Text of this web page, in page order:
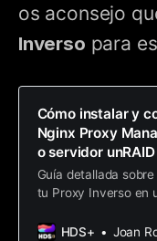
os aconsejo
Inverso para
Cómo instalar y
Nginx Proxy
o servidor unRAID
Guía detallada
tu Proxy Inverso en
Encrypt.
HDS+ Joan